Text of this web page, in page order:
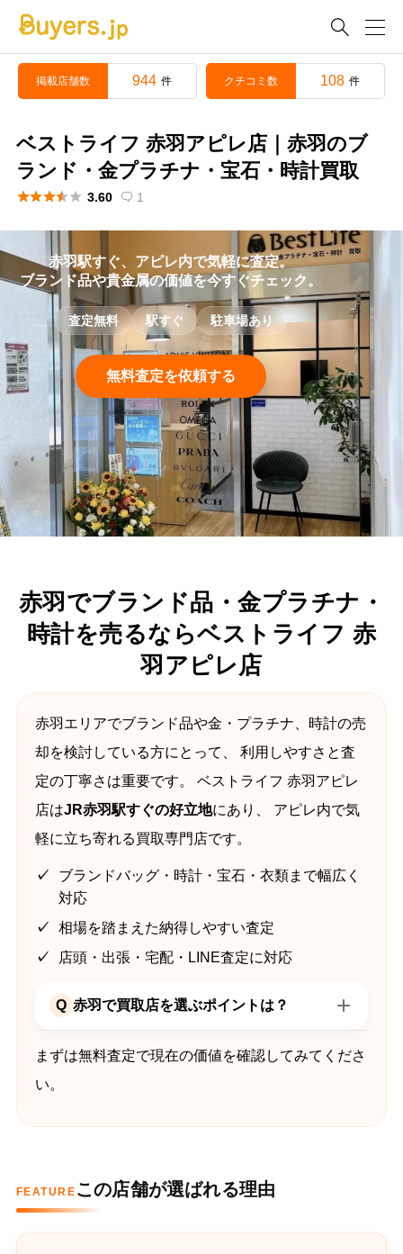

掲載店舗数 944 件 クチコミ数 108 件
ベストライフ 赤羽アピレ店｜赤羽のブ
ランド・金プラチナ・宝石・時計買取
 3.60  1
赤羽駅すぐ、アピレ内で気軽に査定。
ブランド品や貴金属の価値を今すぐチェック。
査定無料 駅すぐ 駐車場あり
無料査定を依頼する
赤羽でブランド品・金プラチナ・
時計を売るならベストライフ 赤
羽アピレ店
赤羽エリアでブランド品や金・プラチナ、時計の売
却を検討している方にとって、 利用しやすさと査
定の丁寧さは重要です。 ベストライフ 赤羽アピレ
店はJR赤羽駅すぐの好立地にあり、 アピレ内で気
軽に立ち寄れる買取専門店です。
ブランドバッグ・時計・宝石・衣類まで幅広く
対応
相場を踏まえた納得しやすい査定
店頭・出張・宅配・LINE査定に対応
Q 赤羽で買取店を選ぶポイントは？
まずは無料査定で現在の価値を確認してみてくださ
い。
FEATURE この店舗が選ばれる理由